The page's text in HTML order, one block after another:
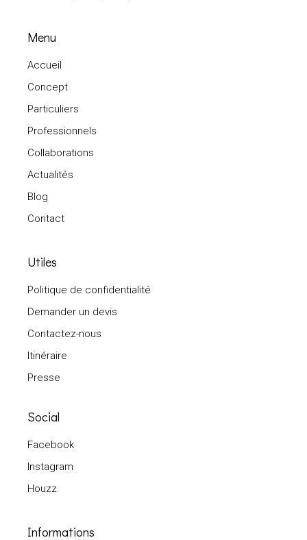
Menu
Accueil
Concept
Particuliers
Professionnels
Collaborations
Actualités
Blog
Contact
Utiles
Politique de confidentialité
Demander un devis
Contactez-nous
Itinéraire
Presse
Social
Facebook
Instagram
Houzz
Informations